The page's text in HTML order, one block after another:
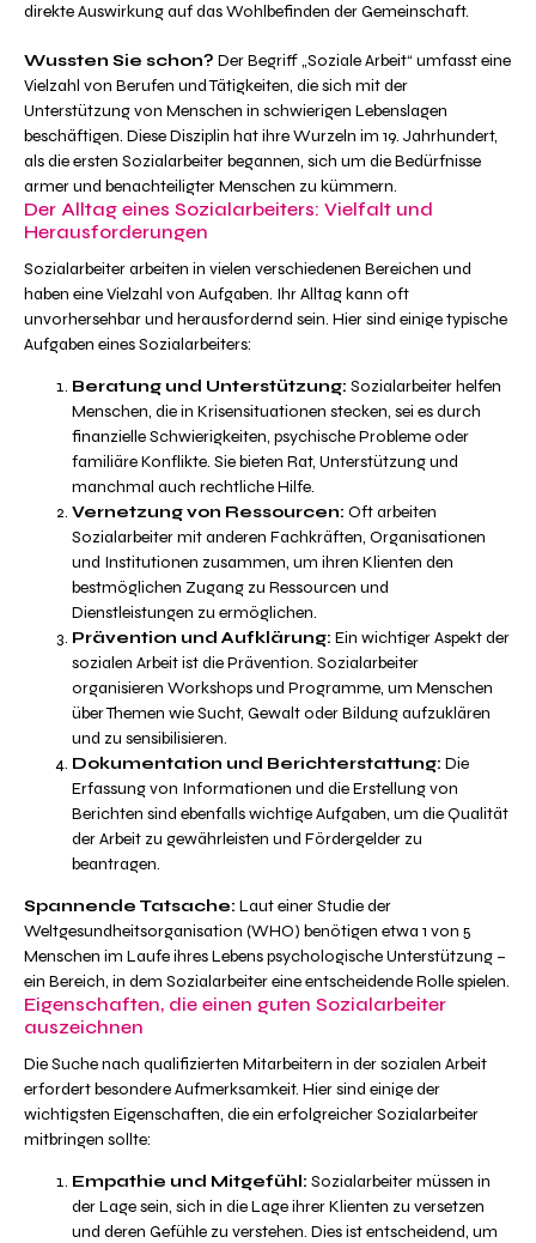
direkte Auswirkung auf das Wohlbefinden der Gemeinschaft.
Wussten Sie schon? Der Begriff „Soziale Arbeit“ umfasst eine
Vielzahl von Berufen und Tätigkeiten, die sich mit der
Unterstützung von Menschen in schwierigen Lebenslagen
beschäftigen. Diese Disziplin hat ihre Wurzeln im 19. Jahrhundert,
als die ersten Sozialarbeiter begannen, sich um die Bedürfnisse
armer und benachteiligter Menschen zu kümmern.
Der Alltag eines Sozialarbeiters: Vielfalt und
Herausforderungen
Sozialarbeiter arbeiten in vielen verschiedenen Bereichen und
haben eine Vielzahl von Aufgaben. Ihr Alltag kann oft
unvorhersehbar und herausfordernd sein. Hier sind einige typische
Aufgaben eines Sozialarbeiters:
Beratung und Unterstützung: Sozialarbeiter helfen
Menschen, die in Krisensituationen stecken, sei es durch
finanzielle Schwierigkeiten, psychische Probleme oder
familiäre Konflikte. Sie bieten Rat, Unterstützung und
manchmal auch rechtliche Hilfe.
Vernetzung von Ressourcen: Oft arbeiten
Sozialarbeiter mit anderen Fachkräften, Organisationen
und Institutionen zusammen, um ihren Klienten den
bestmöglichen Zugang zu Ressourcen und
Dienstleistungen zu ermöglichen.
Prävention und Aufklärung: Ein wichtiger Aspekt der
sozialen Arbeit ist die Prävention. Sozialarbeiter
organisieren Workshops und Programme, um Menschen
über Themen wie Sucht, Gewalt oder Bildung aufzuklären
und zu sensibilisieren.
Dokumentation und Berichterstattung: Die
Erfassung von Informationen und die Erstellung von
Berichten sind ebenfalls wichtige Aufgaben, um die Qualität
der Arbeit zu gewährleisten und Fördergelder zu
beantragen.
Spannende Tatsache: Laut einer Studie der
Weltgesundheitsorganisation (WHO) benötigen etwa 1 von 5
Menschen im Laufe ihres Lebens psychologische Unterstützung –
ein Bereich, in dem Sozialarbeiter eine entscheidende Rolle spielen.
Eigenschaften, die einen guten Sozialarbeiter
auszeichnen
Die Suche nach qualifizierten Mitarbeitern in der sozialen Arbeit
erfordert besondere Aufmerksamkeit. Hier sind einige der
wichtigsten Eigenschaften, die ein erfolgreicher Sozialarbeiter
mitbringen sollte:
Empathie und Mitgefühl: Sozialarbeiter müssen in
der Lage sein, sich in die Lage ihrer Klienten zu versetzen
und deren Gefühle zu verstehen. Dies ist entscheidend, um